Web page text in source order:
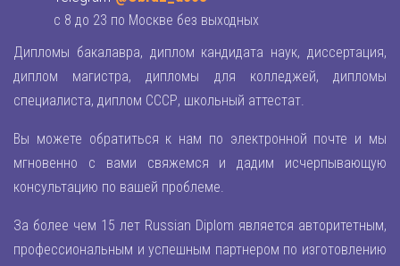
с 8 до 23 по Москве без выходных
Дипломы бакалавра, диплом кандидата наук, диссертация,
диплом магистра, дипломы для колледжей, дипломы
специалиста, диплом СССР, школьный аттестат.
Вы можете обратиться к нам по электронной почте и мы
мгновенно с вами свяжемся и дадим исчерпывающую
консультацию по вашей проблеме.
За более чем 15 лет Russian Diplom является авторитетным,
профессиональным и успешным партнером по изготовлению